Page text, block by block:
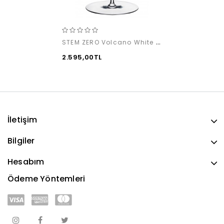
STEM ZERO Volcano White Wine (1'li)
2.595,00TL
İletişim
Bilgiler
Hesabım
Ödeme Yöntemleri